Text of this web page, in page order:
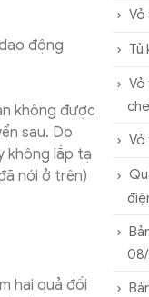
động
không được
sau. Do
không lắp tạ
nói ở trên)
hai quả đối
Vỏ
Tủ
Vỏ
Vỏ